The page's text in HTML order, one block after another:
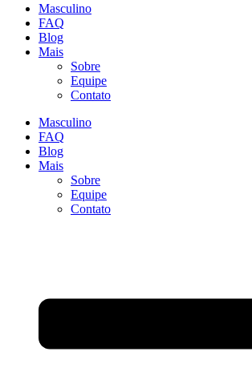
Masculino
FAQ
Blog
Mais
Sobre
Equipe
Contato
Masculino
FAQ
Blog
Mais
Sobre
Equipe
Contato